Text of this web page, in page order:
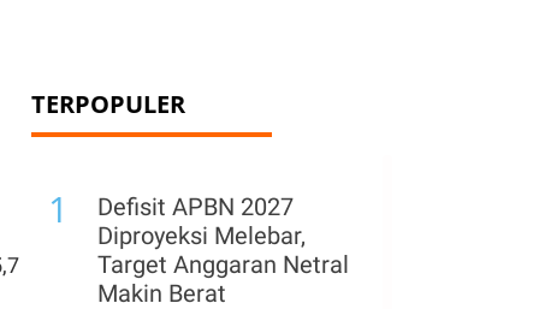
TERPOPULER
1
Defisit APBN 2027
Diproyeksi Melebar,
Target Anggaran Netral
Makin Berat